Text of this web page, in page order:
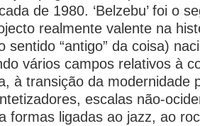
de 1980. ‘Belzebu’ foi o
realmente valente na
sentido “antigo” da coisa)
vários campos relativos à
à transição da modernidade
escalas não-
formas ligadas ao jazz, ao